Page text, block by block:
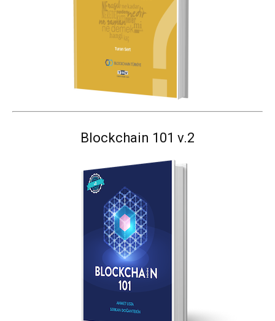
Blockchain 101 v.2